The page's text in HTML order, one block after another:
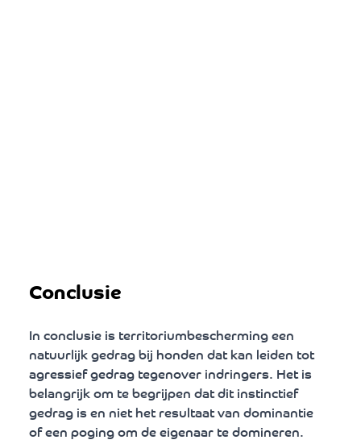
Conclusie
In conclusie is territoriumbescherming een
natuurlijk gedrag bij honden dat kan leiden tot
agressief gedrag tegenover indringers. Het is
belangrijk om te begrijpen dat dit instinctief
gedrag is en niet het resultaat van dominantie
of een poging om de eigenaar te domineren.